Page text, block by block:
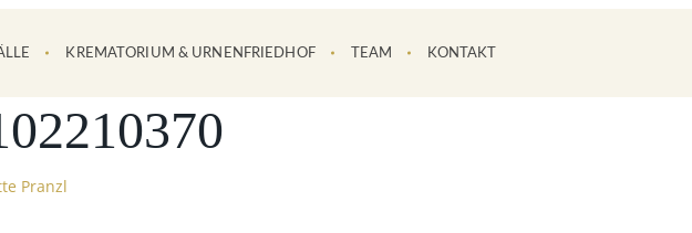
KREMATORIUM & URNENFRIEDHOF TEAM KONTAKT
Pranzl